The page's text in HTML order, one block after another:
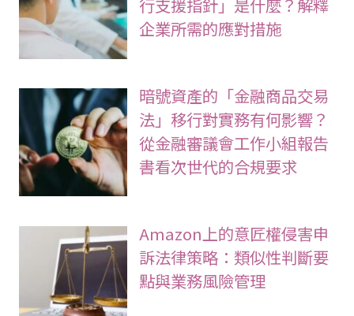
行支援指針」是什麼？解釋
企業所需的應對措施
暗號資產的「金融商品交易
法」移行對實務有何影響？
從金融審議會工作小組報告
書看次世代的合規要求
Amazon上的意匠權侵害申
訴法律策略：類似性判斷要
點與業務風險管理